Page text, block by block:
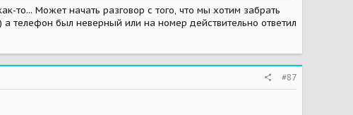
то... Может начать разговор с того, что мы хотим забрать
телефон был неверный или на номер действительно ответил
#87